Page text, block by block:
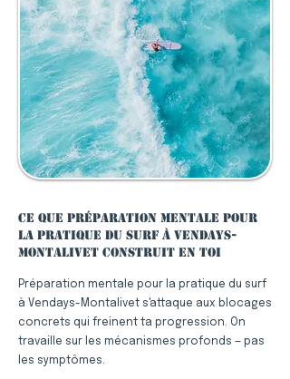
Ce que préparation mentale pour
la pratique du surf à Vendays-
Montalivet construit en toi
Préparation mentale pour la pratique du surf
à Vendays-Montalivet s'attaque aux blocages
concrets qui freinent ta progression. On
travaille sur les mécanismes profonds — pas
les symptômes.